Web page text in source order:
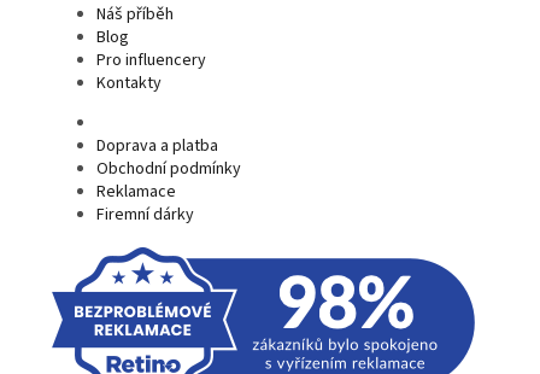
Náš příběh
Blog
Pro influencery
Kontakty
Doprava a platba
Obchodní podmínky
Reklamace
Firemní dárky